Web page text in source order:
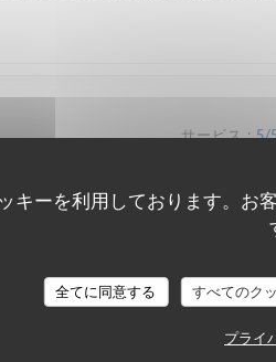
キーを利用しております。お
全てに同意する すべてのク
プライ
サービス: 5/
que nous sommes avons été